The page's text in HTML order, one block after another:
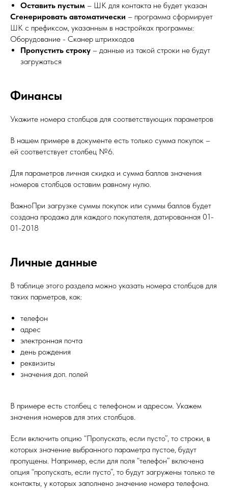
Оставить пустым – ШК для контакта не будет указан
Сгенерировать автоматически – программа сформирует
ШК с префиксом, указанным в настройках программы:
Оборудование - Сканер штрихкодов
Пропустить строку – данные из такой строки не будут
загружаться
Финансы
Укажите номера столбцов для соответствующих параметров
В нашем примере в документе есть только сумма покупок –
ей соответствует столбец №6.
Для параметров личная скидка и сумма баллов значения
номеров столбцов оставим равному нулю.
ВажноПри загрузке суммы покупок или суммы баллов будет
создана продажа для каждого покупателя, датированная 01-
01-2018
Личные данные
В таблице этого раздела можно указать номера столбцов для
таких парметров, как:
телефон
адрес
электронная почта
день рождения
реквизиты
значения доп. полей
В примере есть столбец с телефоном и адресом. Укажем
значения номеров для этих столбцов.
Если включить опцию “Пропускать, если пусто”, то строки, в
которых значение выбранного параметра пустое, будут
пропущены. Например, если для поля “телефон” включена
опция “пропускать, если пусто”, то будут загружены только те
контакты, у которых заполнено значение номера телефона.